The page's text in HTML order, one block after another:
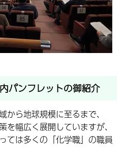
パンフレットの御紹介
ら地球規模に至るまで、
を幅広く展開していますが、
ては多くの「化学職」の職員